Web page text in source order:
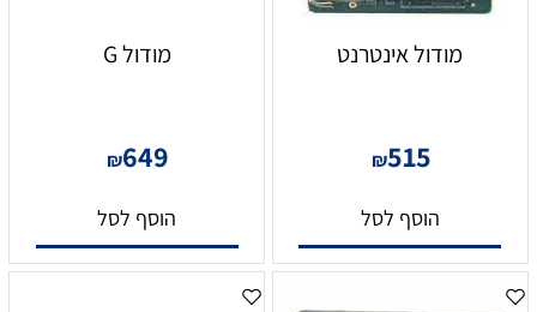
מודול אינטרנט
₪515
הוסף לסל
מודול G
₪649
הוסף לסל